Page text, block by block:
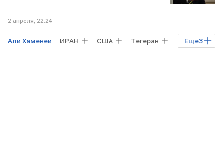
2 апреля, 22:24
Еще3
Али Хаменеи ИРАН США Тегеран
Дональд Трамп Такер Карлсон